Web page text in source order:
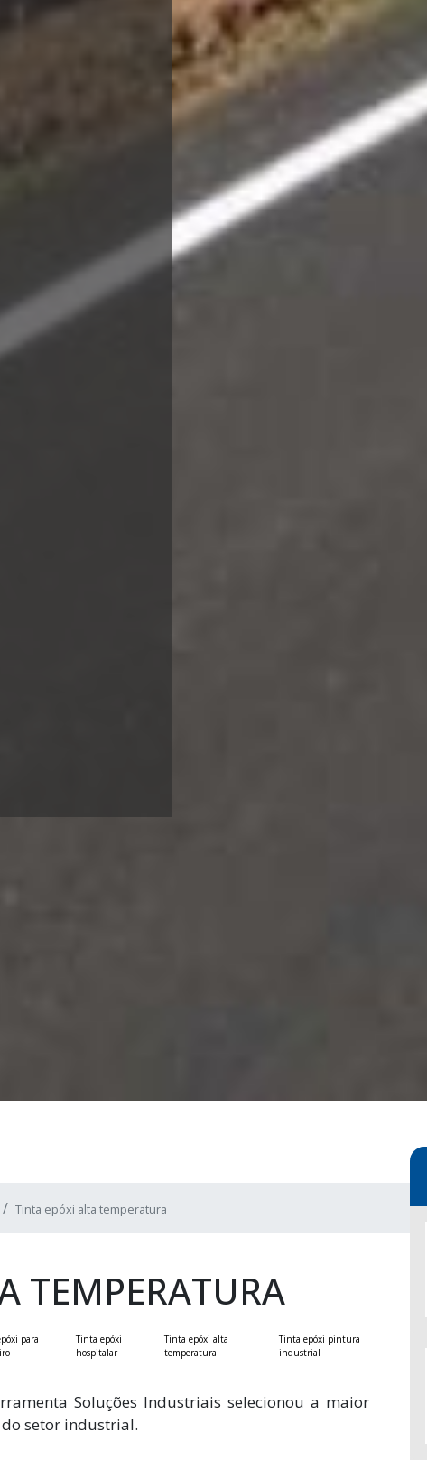
Tinta epóxi alta temperatura
TEMPERATURA
para
Tinta epóxi
hospitalar
Tinta epóxi alta
temperatura
Tinta epóxi pintura
industrial
Soluções Industriais selecionou a maior
setor industrial.